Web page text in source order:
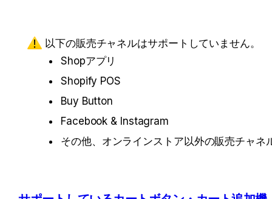
以下の販売チャネルはサポートしていません。
Shopアプリ
Shopify POS
Buy Button
Facebook & Instagram
その他、オンラインストア以外の販売チャネ